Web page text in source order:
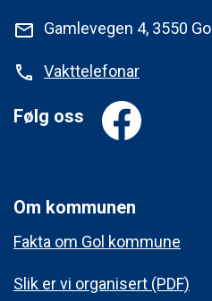
mail Gamlevegen 4, 3550 Gol
phone Vakttelefonar
Følg oss
Om kommunen
Fakta om Gol kommune
Slik er vi organisert (PDF)